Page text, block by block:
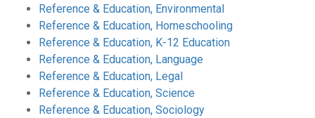
Reference & Education, Environmental
Reference & Education, Homeschooling
Reference & Education, K-12 Education
Reference & Education, Language
Reference & Education, Legal
Reference & Education, Science
Reference & Education, Sociology